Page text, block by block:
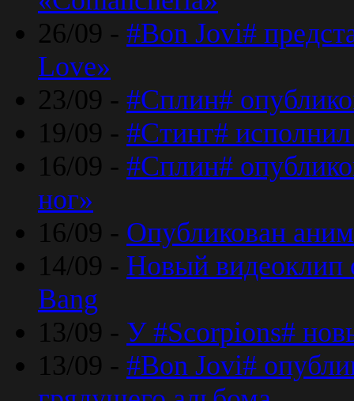
26/09 - #Bon Jovi#
Love»
23/09 - #Сплин#
19/09 - #Стинг#
16/09 - #Сплин#
ног»
16/09 - Опубликован
14/09 - Новый видеоклип
Bang
13/09 - У #Scorpions#
13/09 - #Bon Jovi#